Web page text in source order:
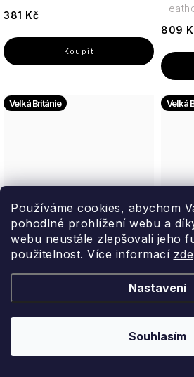
Používáme cookies, abychom
pohodlné prohlížení webu a
webu neustále zlepšovali jeho
použitelnost. Více informací zde
Nastavení
Souhlasím
381 Kč
809
Cath Kidston Wild Flowers
Velká Británie
506 Kč
Cath
Velká
606